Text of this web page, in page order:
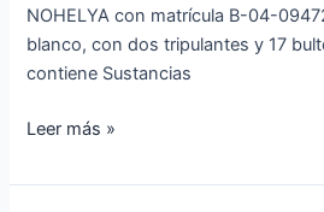
NOHELYA con matrícula B-04-
blanco, con dos tripulantes y 17
contiene Sustancias
Leer más »